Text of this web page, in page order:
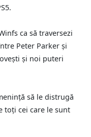
ca să traversezi
Peter Parker și
și noi puteri
să le distrugă
toți cei care le sunt